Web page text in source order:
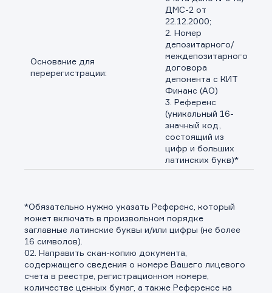
Основание для
перерегистрации:
ДМС-2 от
22.12.2000;
2. Номер
депозитарного/
междепозитарного
договора
депонента с КИТ
Финанс (АО)
3. Референс
(уникальный 16-
значный код,
состоящий из
цифр и больших
латинских букв)*
*Обязательно нужно указать Референс, который
может включать в произвольном порядке
заглавные латинские буквы и/или цифры (не более
16 символов).
02. Направить скан-копию документа,
содержащего сведения о номере Вашего лицевого
счета в реестре, регистрационном номере,
количестве ценных бумаг, а также Референсе на